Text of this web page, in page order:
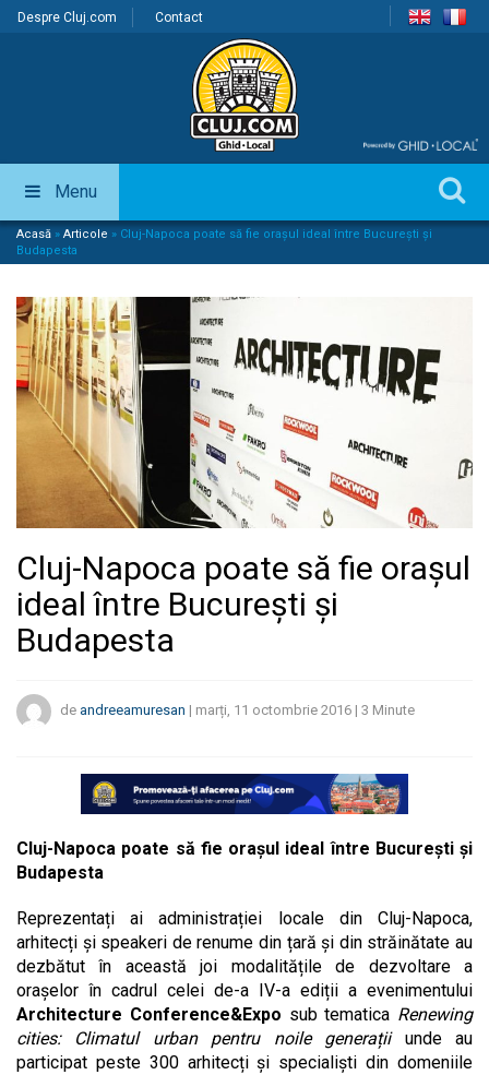
Despre Cluj.com Contact
Menu
Acasă » Articole » Cluj-Napoca poate să fie orașul ideal între București și
Budapesta
Cluj-Napoca poate să fie orașul
ideal între București și
Budapesta
de andreeamuresan | marți, 11 octombrie 2016 | 3 Minute
Cluj-Napoca poate să fie orașul ideal între București și
Budapesta
Reprezentați ai administrației locale din Cluj-Napoca,
arhitecți și speakeri de renume din țară și din străinătate au
dezbătut în această joi modalitățile de dezvoltare a
orașelor în cadrul celei de-a IV-a ediții a evenimentului
Architecture Conference&Expo sub tematica Renewing
cities: Climatul urban pentru noile generațiiunde au
participat peste 300 arhitecți și specialiști din domeniile